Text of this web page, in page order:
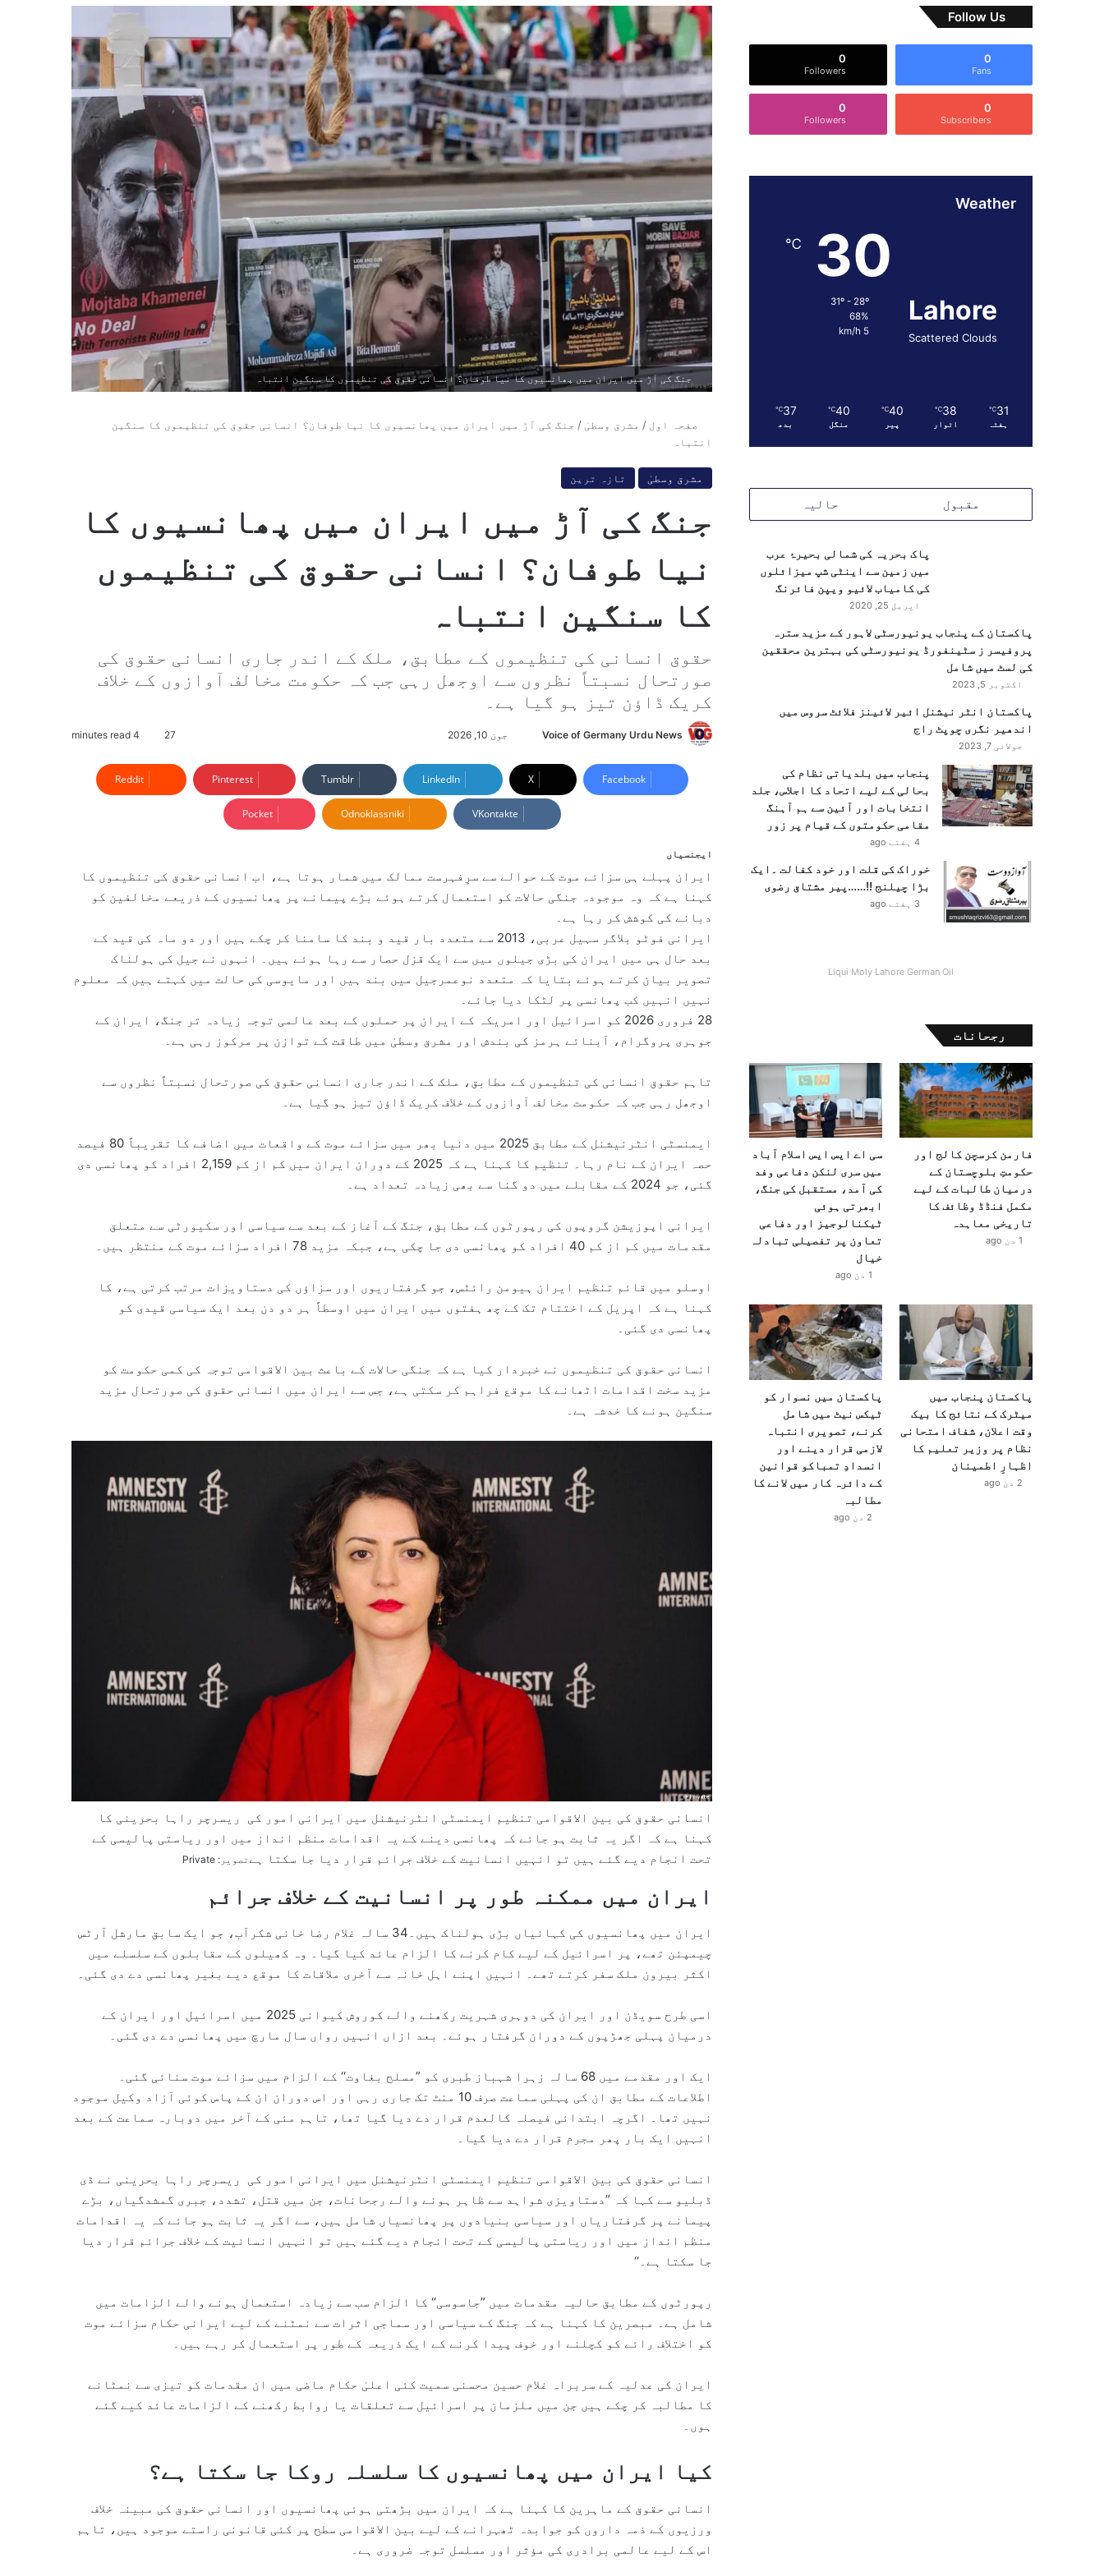
جنگ کی آڑ میں ایران میں پھانسیوں کا نیا طوفان؟ انسانی حقوق کی تنظیموں کا سنگین انتباہ
صفحہ اول / مشرق وسطیٰ / جنگ کی آڑ میں ایران میں پھانسیوں کا نیا طوفان؟ انسانی حقوق کی تنظیموں کا سنگین
انتباہ
مشرق وسطیٰ تازہ ترین
جنگ کی آڑ میں ایران میں پھانسیوں کا
نیا طوفان؟ انسانی حقوق کی تنظیموں
کا سنگین انتباہ
حقوق انسانی کی تنظیموں کے مطابق، ملک کے اندر جاری انسانی حقوق کی
صورتحال نسبتاً نظروں سے اوجھل رہی جب کہ حکومت مخالف آوازوں کے خلاف
کریک ڈاؤن تیز ہو گیا ہے۔
Voice of Germany Urdu News
n
d
n
a
جون 10, 2026 27
Facebook
X
LinkedIn
Tumblr
Pinterest
Reddit
VKontakte
Odnoklassniki
Pocket
ایجنسیاں
ایران پہلے ہی سزائے موت کے حوالے سے سرِفہرست ممالک میں شمار ہوتا ہے، اب انسانی حقوق کی تنظیموں کا
کہنا ہے کہ وہ موجودہ جنگی حالات کو استعمال کرتے ہوئے بڑے پیمانے پر پھانسیوں کے ذریعے مخالفین کو
دبانے کی کوشش کر رہا ہے۔
ایرانی فوٹو بلاگر سہیل عربی، 2013 سے متعدد بار قید و بند کا سامنا کر چکے ہیں اور دو ماہ کی قید کے
بعد حال ہی میں ایران کی بڑی جیلوں میں سے ایک قزل حصار سے رہا ہوئے ہیں۔ انہوں نے جیل کی ہولناک
تصویر بیان کرتے ہوئے بتایا کہ متعدد نوعمرجیل میں بند ہیں اور مایوسی کی حالت میں کہتے ہیں کہ معلوم
نہیں انہیں کب پھانسی پر لٹکا دیا جائے۔
28 فروری 2026 کو اسرائیل اور امریکہ کے ایران پر حملوں کے بعد عالمی توجہ زیادہ تر جنگ، ایران کے
جوہری پروگرام، آبنائے ہرمز کی بندش اور مشرق وسطیٰ میں طاقت کے توازن پر مرکوز رہی ہے۔
تاہم حقوق انسانی کی تنظیموں کے مطابق، ملک کے اندر جاری انسانی حقوق کی صورتحال نسبتاً نظروں سے
اوجھل رہی جب کہ حکومت مخالف آوازوں کے خلاف کریک ڈاؤن تیز ہو گیا ہے۔
ایمنسٹی انٹرنیشنل کے مطابق 2025 میں دنیا بھر میں سزائے موت کے واقعات میں اضافے کا تقریباً 80 فیصد
حصہ ایران کے نام رہا۔ تنظیم کا کہنا ہے کہ 2025 کے دوران ایران میں کم از کم 2,159 افراد کو پھانسی دی
گئی، جو 2024 کے مقابلے میں دو گنا سے بھی زیادہ تعداد ہے۔
ایرانی اپوزیشن گروپوں کی رپورٹوں کے مطابق، جنگ کے آغاز کے بعد سے سیاسی اور سکیورٹی سے متعلق
مقدمات میں کم از کم 40 افراد کو پھانسی دی جا چکی ہے، جبکہ مزید 78 افراد سزائے موت کے منتظر ہیں۔
اوسلو میں قائم تنظیم ایران ہیومن رائٹس، جو گرفتاریوں اور سزاؤں کی دستاویزات مرتب کرتی ہے، کا
کہنا ہے کہ اپریل کے اختتام تک کے چھ ہفتوں میں ایران میں اوسطاً ہر دو دن بعد ایک سیاسی قیدی کو
پھانسی دی گئی۔
انسانی حقوق کی تنظیموں نے خبردار کیا ہے کہ جنگی حالات کے باعث بین الاقوامی توجہ کی کمی حکومت کو
مزید سخت اقدامات اٹھانے کا موقع فراہم کر سکتی ہے، جس سے ایران میں انسانی حقوق کی صورتحال مزید
سنگین ہونے کا خدشہ ہے۔
انسانی حقوق کی بین الاقوامی تنظیم ایمنسٹی انٹرنیشنل میں ایرانی امور کی ریسرچر راہا بحرینی کا
کہنا ہے کہ اگر یہ ثابت ہو جائے کہ پھانسی دینے کے یہ اقدامات منظم انداز میں اور ریاستی پالیسی کے
تحت انجام دیے گئے ہیں تو انہیں انسانیت کے خلاف جرائم قرار دیا جا سکتا ہے تصویر: Private
ایران میں ممکنہ طور پر انسانیت کے خلاف جرائم
ایران میں پھانسیوں کی کہانیاں بڑی ہولناک ہیں۔34 سالہ غلام رضا خانی شکرآب، جو ایک سابق مارشل آرٹس
چیمپئن تھے، پر اسرائیل کے لیے کام کرنے کا الزام عائد کیا گیا۔ وہ کھیلوں کے مقابلوں کے سلسلے میں
اکثر بیرون ملک سفر کرتے تھے۔ انہیں اپنے اہل خانہ سے آخری ملاقات کا موقع دیے بغیر پھانسی دے دی گئی۔
اسی طرح سویڈن اور ایران کی دوہری شہریت رکھنے والے کوروش کیوانی 2025 میں اسرائیل اور ایران کے
درمیان پہلی جھڑپوں کے دوران گرفتار ہوئے۔ بعد ازاں انہیں رواں سال مارچ میں پھانسی دے دی گئی۔
ایک اور مقدمے میں 68 سالہ زہرا شہباز طبری کو ”مسلح بغاوت‘‘ کے الزام میں سزائے موت سنائی گئی۔
اطلاعات کے مطابق ان کی پہلی سماعت صرف 10 منٹ تک جاری رہی اور اس دوران ان کے پاس کوئی آزاد وکیل موجود
نہیں تھا۔ اگرچہ ابتدائی فیصلہ کالعدم قرار دے دیا گیا تھا، تاہم مئی کے آخر میں دوبارہ سماعت کے بعد
انہیں ایک بار پھر مجرم قرار دے دیا گیا۔
انسانی حقوق کی بین الاقوامی تنظیم ایمنسٹی انٹرنیشنل میں ایرانی امور کی ریسرچر راہا بحرینی نے ڈی
ڈبلیو سے کہا کہ ”دستاویزی شواہد سے ظاہر ہونے والے رجحانات، جن میں قتل، تشدد، جبری گمشدگیاں، بڑے
پیمانے پر گرفتاریاں اور سیاسی بنیادوں پر پھانسیاں شامل ہیں، سے اگر یہ ثابت ہو جائے کہ یہ اقدامات
منظم انداز میں اور ریاستی پالیسی کے تحت انجام دیے گئے ہیں تو انہیں انسانیت کے خلاف جرائم قرار دیا
جا سکتا ہے۔‘‘
رپورٹوں کے مطابق حالیہ مقدمات میں ”جاسوسی‘‘ کا الزام سب سے زیادہ استعمال ہونے والے الزامات میں
شامل ہے۔ مبصرین کا کہنا ہے کہ جنگ کے سیاسی اور سماجی اثرات سے نمٹنے کے لیے ایرانی حکام سزائے موت
کو اختلاف رائے کو کچلنے اور خوف پیدا کرنے کے ایک ذریعہ کے طور پر استعمال کر رہے ہیں۔
ایران کی عدلیہ کے سربراہ غلام حسین محسنی سمیت کئی اعلیٰ حکام ماضی میں ان مقدمات کو تیزی سے نمٹانے
کا مطالبہ کر چکے ہیں جن میں ملزمان پر اسرائیل سے تعلقات یا روابط رکھنے کے الزامات عائد کیے گئے
ہوں۔
کیا ایران میں پھانسیوں کا سلسلہ روکا جا سکتا ہے؟
انسانی حقوق کے ماہرین کا کہنا ہے کہ ایران میں بڑھتی ہوئی پھانسیوں اور انسانی حقوق کی مبینہ خلاف
ورزیوں کے ذمہ داروں کو جوابدہ ٹھہرانے کے لیے بین الاقوامی سطح پر کئی قانونی راستے موجود ہیں، تاہم
اس کے لیے عالمی برادری کی مؤثر اور مسلسل توجہ ضروری ہے۔
Follow Us
0
Fans
0
Followers
0
Subscribers
0
Followers
Weather
Lahore
Scattered Clouds
30
℃
31º - 28º
68%
5 km/h
31
℃
ہفتہ
38
℃
اتوار
40
℃
پیر
40
℃
منگل
37
℃
بدھ
مقبول حالیہ
پاک بحریہ کی شمالی بحیرۂ عرب
میں زمین سے اینٹی شپ میزائلوں
کی کامیاب لائیو ویپن فائرنگ
اپریل 25, 2020
پاکستان کے پنجاب یونیورسٹی لاہور کے مزید سترہ
پروفیسر ز سٹینفورڈ یونیورسٹی کی بہترین محققین
کی لسٹ میں شامل
اکتوبر 5, 2023
پاکستان انٹر نیشنل ائیر لائینز فلائٹ سروس میں
اندھیر نگری چوپٹ راج
جولائی 7, 2023
پنجاب میں بلدیاتی نظام کی
بحالی کے لیے اتحاد کا اجلاس، جلد
انتخابات اور آئین سے ہم آہنگ
مقامی حکومتوں کے قیام پر زور
4 ہفتے ago
خوراک کی قلت اور خود کفالت ۔ایک
بڑا چیلنج !!……پیر مشتاق رضوی
3 ہفتے ago
Liqui Moly Lahore German Oil
رجحانات
فارمن کرسچن کالج اور
حکومتِ بلوچستان کے
درمیان طالبات کے لیے
مکمل فنڈڈ وظائف کا
تاریخی معاہدہ
1 دن ago
سی اے ایس ایس اسلام آباد
میں سری لنکن دفاعی وفد
کی آمد، مستقبل کی جنگ،
ابھرتی ہوئی
ٹیکنالوجیز اور دفاعی
تعاون پر تفصیلی تبادلہ
خیال
1 دن ago
پاکستان پنجاب میں
میٹرک کے نتائج کا بیک
وقت اعلان، شفاف امتحانی
نظام پر وزیر تعلیم کا
اظہارِ اطمینان
2 دن ago
پاکستان میں نسوار کو
ٹیکس نیٹ میں شامل
کرنے، تصویری انتباہ
لازمی قرار دینے اور
انسدادِ تمباکو قوانین
کے دائرہ کار میں لانے کا
مطالبہ
2 دن ago